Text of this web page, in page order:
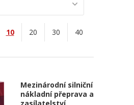
10 20 30 40
Mezinárodní silniční
nákladní přeprava a